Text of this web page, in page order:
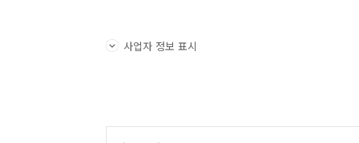
사업자 정보 표시